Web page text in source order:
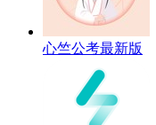
心竺公考最新版